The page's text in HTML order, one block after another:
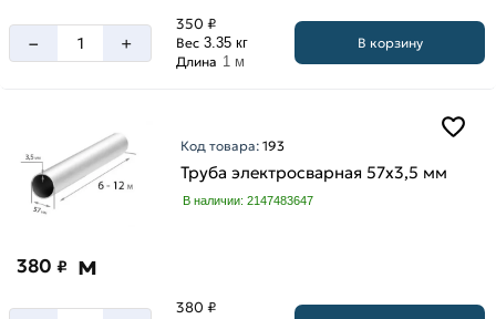
– +
350 ₽
Вес 3.35 кг
Длина 1 м
В корзину
Код товара:193
Труба электросварная 57х3,5 мм
В наличии: 2147483647
380 ₽ м
380 ₽